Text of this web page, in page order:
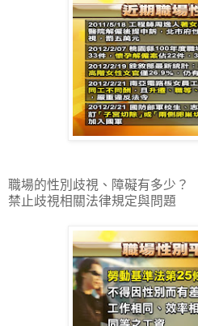
職場的性別歧視、障礙有多少？
禁止歧視相關法律規定與問題